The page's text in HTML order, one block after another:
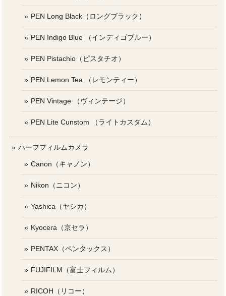
PEN Long Black（ロングブラック）
PEN Indigo Blue （インディゴブルー）
PEN Pistachio（ピスタチオ）
PEN Lemon Tea （レモンティー）
PEN Vintage （ヴィンテージ）
PEN Lite Cunstom （ライトカスタム）
ハーフフィルムカメラ
Canon（キャノン）
Nikon（ニコン）
Yashica（ヤシカ）
Kyocera（京セラ）
PENTAX（ペンタックス）
FUJIFILM（富士フィルム）
RICOH（リコー）